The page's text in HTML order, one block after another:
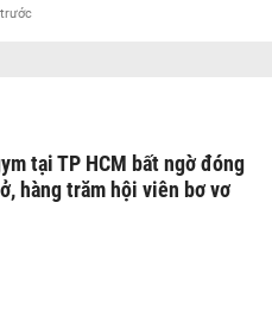
tại TP HCM bất ngờ đóng
hàng trăm hội viên bơ vơ